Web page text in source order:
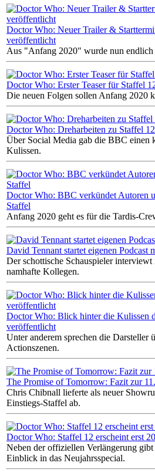
Doctor Who: Neuer Trailer &
veröffentlicht
Aus "Anfang 2020" wurde nun endlich
Doctor Who: Erster Teaser für Staffel
Die neuen Folgen sollen Anfang 2020
Doctor Who: Dreharbeiten zu Staffel
Über Social Media gab die BBC einen
Kulissen.
Doctor Who: BBC verkündet Autoren
Staffel
Anfang 2020 geht es für die Tardis-
David Tennant startet eigenen Podcast
Der schottische Schauspieler
namhafte Kollegen.
Doctor Who: Blick hinter die Kulissen
veröffentlicht
Unter anderem sprechen die Darsteller
Actionszenen.
The Promise of Tomorrow: Fazit zur
Chris Chibnall lieferte als neuer
Einstiegs-Staffel ab.
Doctor Who: Staffel 12 erscheint erst
Neben der offiziellen Verlängerung
Einblick in das Neujahrsspecial.